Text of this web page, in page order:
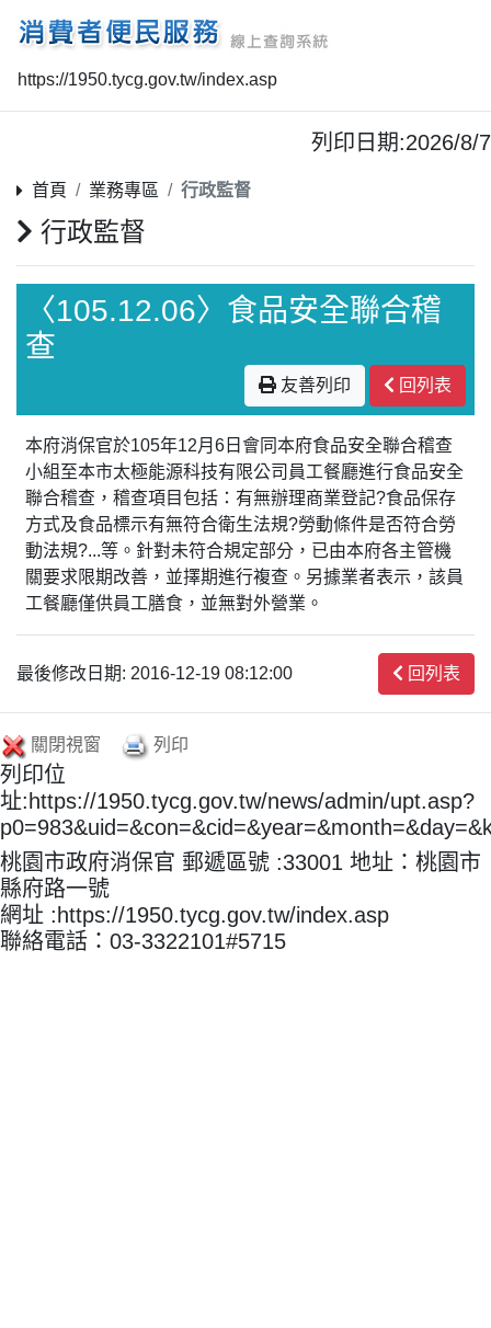
https://1950.tycg.gov.tw/index.asp
列印日期:2026/8/7
首頁 業務專區 行政監督
行政監督
〈105.12.06〉食品安全聯合稽
查
友善列印 回列表
本府消保官於105年12月6日會同本府食品安全聯合稽查
小組至本市太極能源科技有限公司員工餐廳進行食品安全
聯合稽查，稽查項目包括：有無辦理商業登記?食品保存
方式及食品標示有無符合衛生法規?勞動條件是否符合勞
動法規?...等。針對未符合規定部分，已由本府各主管機
關要求限期改善，並擇期進行複查。另據業者表示，該員
工餐廳僅供員工膳食，並無對外營業。
最後修改日期: 2016-12-19 08:12:00 回列表
關閉視窗 列印
列印位
址:https://1950.tycg.gov.tw/news/admin/upt.asp?
桃園市政府消保官 郵遞區號 :33001 地址：桃園市
縣府路一號
網址 :https://1950.tycg.gov.tw/index.asp
聯絡電話：03-3322101#5715